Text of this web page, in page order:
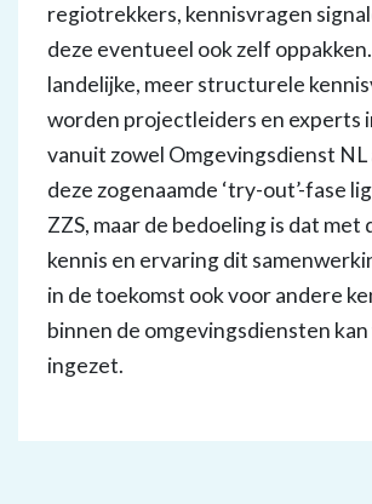
regiotrekkers, kennisvragen
deze eventueel ook zelf
landelijke, meer structurele
worden projectleiders en experts
vanuit zowel Omgevingsdienst NL
deze zogenaamde ‘try-out’-fase
ZZS, maar de bedoeling is dat met
kennis en ervaring dit
in de toekomst ook voor andere
binnen de omgevingsdiensten
ingezet.